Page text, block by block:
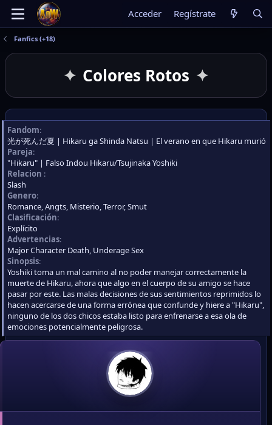
Acceder Regístrate
Fanfics (+18)
Colores Rotos
Fandom
光が死んだ夏 | Hikaru ga Shinda Natsu | El verano en que Hikaru murió
Pareja
"Hikaru" | Falso Indou Hikaru/Tsujinaka Yoshiki
Relacion
Slash
Genero
Romance Angts Misterio Terror Smut
Clasificación
Explícito
Advertencias
Major Character Death, Underage Sex
Sinopsis
Yoshiki toma un mal camino al no poder manejar correctamente la
muerte de Hikaru, ahora que algo en el cuerpo de su amigo se hace
pasar por este. Las malas decisiones de sus sentimientos reprimidos lo
hacen acercarse de una forma errónea que confunde y hiere a "Hikaru",
ninguno de los dos chicos estaba listo para enfrenarse a esa ola de
emociones potencialmente peligrosa.